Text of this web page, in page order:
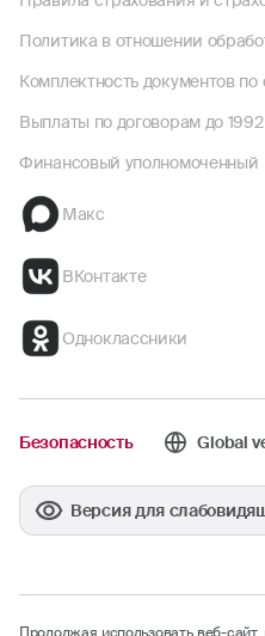
Политика в отношении
Комплектность документов
Выплаты по договорам до 1992
Финансовый уполномоченный
Макс
ВКонтакте
Одноклассники
Безопасность Global
Версия для